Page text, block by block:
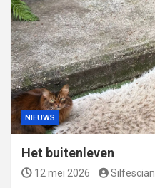
NIEUWS
Het buitenleven
12 mei 2026 Silfescian